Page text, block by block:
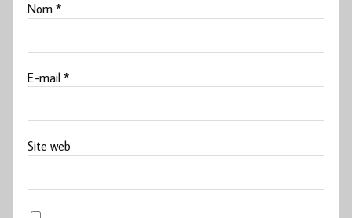
Nom*
E-mail*
Site web